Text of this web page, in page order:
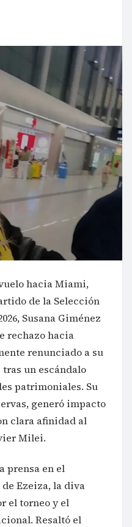
hacia Miami,
de la Selección
Susana Giménez
rechazo hacia
renunciado a su
un escándalo
patrimoniales. Su
generó impacto
clara afinidad al
Milei.
prensa en el
Ezeiza, la diva
el torneo y el
Resaltó el